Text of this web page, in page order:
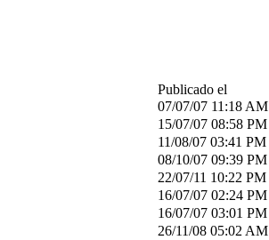
Publicado el
07/07/07 11:18 AM
15/07/07 08:58 PM
11/08/07 03:41 PM
08/10/07 09:39 PM
22/07/11 10:22 PM
16/07/07 02:24 PM
16/07/07 03:01 PM
26/11/08 05:02 AM